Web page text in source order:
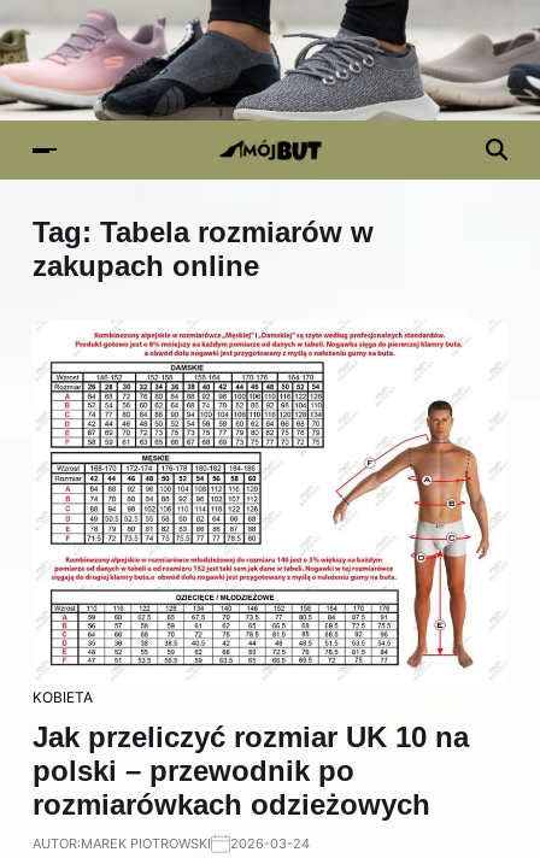
Tag: Tabela rozmiarów w
zakupach online
KOBIETA
Jak przeliczyć rozmiar UK 10 na
polski – przewodnik po
rozmiarówkach odzieżowych
AUTOR:MAREK PIOTROWSKI 2026-03-24